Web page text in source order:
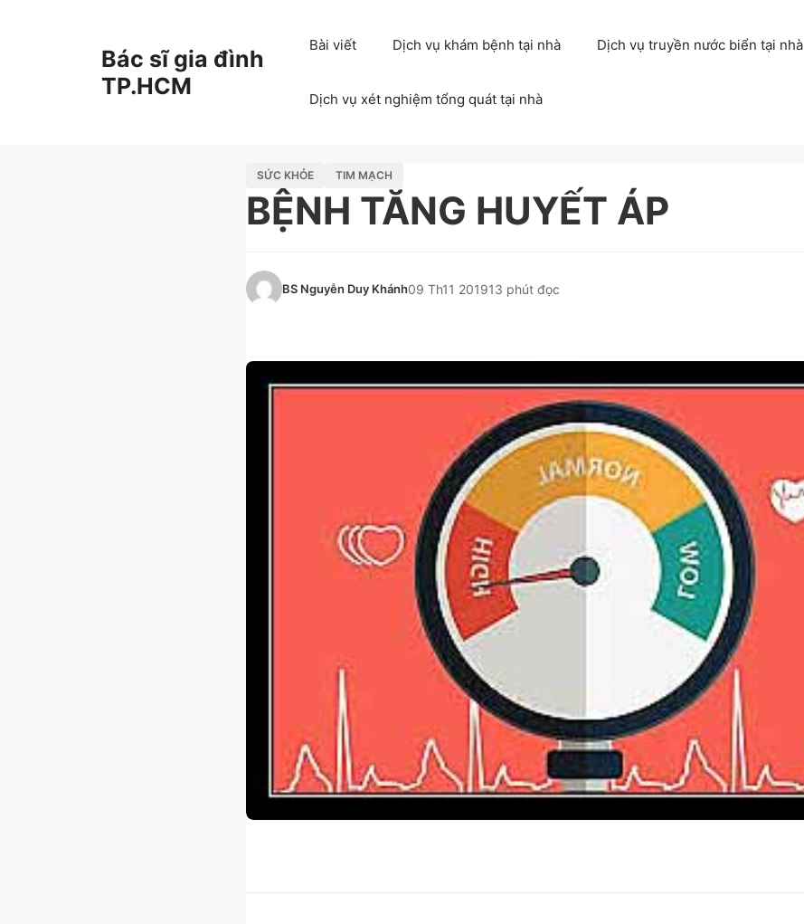
Bác sĩ gia đình
TP.HCM
Bài viết Dịch vụ khám bệnh tại nhà Dịch vụ truyền nước biển tại nhà
Dịch vụ xét nghiệm tổng quát tại nhà
SỨC KHỎE TIM MẠCH
BỆNH TĂNG HUYẾT ÁP
BS Nguyễn Duy Khánh09 Th11 201913 phút đọc